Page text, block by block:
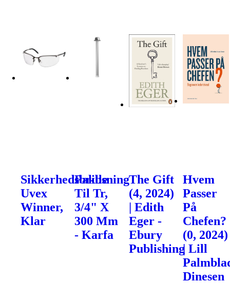
Sikkerhedsbrille
Uvex
Winner,
Klar
Pakbsning
Til Tr,
3/4" X
300 Mm
- Karfa
The Gift
(4, 2024)
| Edith
Eger -
Ebury
Publishing
Hvem
Passer
På
Chefen?
(0, 2024)
| Lill
Dinesen